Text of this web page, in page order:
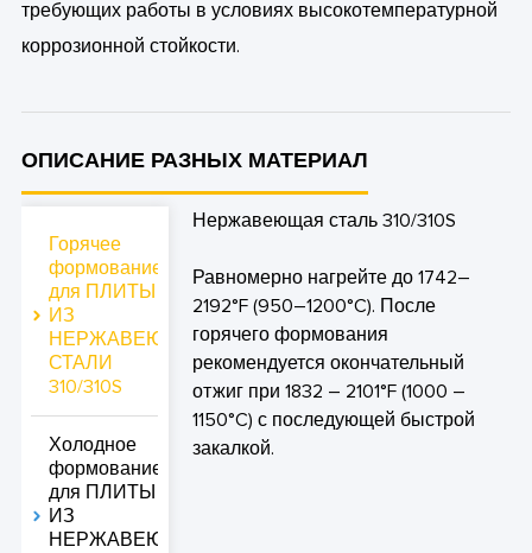
требующих работы в условиях высокотемпературной
коррозионной стойкости.
ОПИСАНИЕ РАЗНЫХ МАТЕРИАЛ
Горячее
формование
для ПЛИТЫ
ИЗ
НЕРЖАВЕЮЩЕЙ
СТАЛИ
310/310S
Холодное
формование
для ПЛИТЫ
ИЗ
НЕРЖАВЕЮЩЕЙ
Нержавеющая сталь 310/310S
Равномерно нагрейте до 1742–
2192°F (950–1200°C). После
горячего формования
рекомендуется окончательный
отжиг при 1832 – 2101°F (1000 –
1150°C) с последующей быстрой
закалкой.